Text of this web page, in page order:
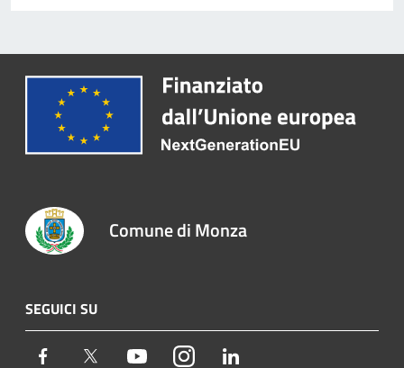
Comune di Monza
SEGUICI SU
Facebook Twitter YoutubeInstagram